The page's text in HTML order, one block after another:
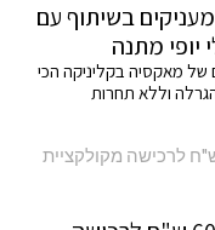
בשיתוף עם
של מאקסיה בקליניקה הכי